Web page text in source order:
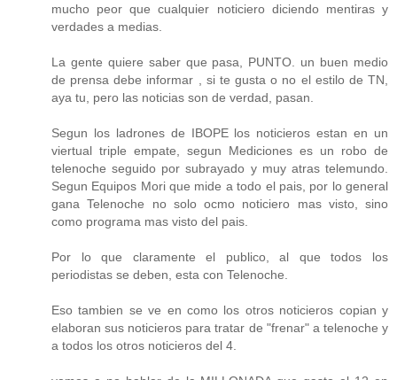
mucho peor que cualquier noticiero diciendo mentiras y
verdades a medias.
La gente quiere saber que pasa, PUNTO. un buen medio
de prensa debe informar , si te gusta o no el estilo de TN,
aya tu, pero las noticias son de verdad, pasan.
Segun los ladrones de IBOPE los noticieros estan en un
viertual triple empate, segun Mediciones es un robo de
telenoche seguido por subrayado y muy atras telemundo.
Segun Equipos Mori que mide a todo el pais, por lo general
gana Telenoche no solo ocmo noticiero mas visto, sino
como programa mas visto del pais.
Por lo que claramente el publico, al que todos los
periodistas se deben, esta con Telenoche.
Eso tambien se ve en como los otros noticieros copian y
elaboran sus noticieros para tratar de "frenar" a telenoche y
a todos los otros noticieros del 4.